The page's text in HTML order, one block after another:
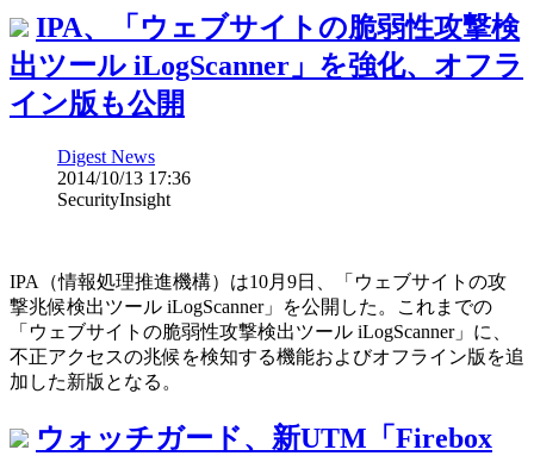
IPA、「ウェブサイトの脆弱性攻撃検
出ツール iLogScanner」を強化、オフラ
イン版も公開
Digest News
2014/10/13 17:36
SecurityInsight
IPA（情報処理推進機構）は10月9日、「ウェブサイトの攻
撃兆候検出ツール iLogScanner」を公開した。これまでの
「ウェブサイトの脆弱性攻撃検出ツール iLogScanner」に、
不正アクセスの兆候を検知する機能およびオフライン版を追
加した新版となる。
ウォッチガード、新UTM「Firebox